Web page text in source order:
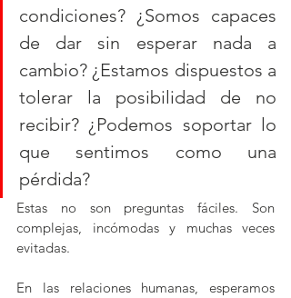
condiciones? ¿Somos capaces
de dar sin esperar nada a
cambio? ¿Estamos dispuestos a
tolerar la posibilidad de no
recibir? ¿Podemos soportar lo
que sentimos como una
pérdida?
Estas no son preguntas fáciles. Son
complejas, incómodas y muchas veces
evitadas.
En las relaciones humanas, esperamos